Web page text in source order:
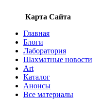
Карта Сайта
Главная
Блоги
Лаборатория
Шахматные новости
Art
Каталог
Анонсы
Все материалы